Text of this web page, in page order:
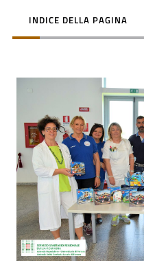
e
P
a
r
t
à
d
INDICE DELLA PAGINA